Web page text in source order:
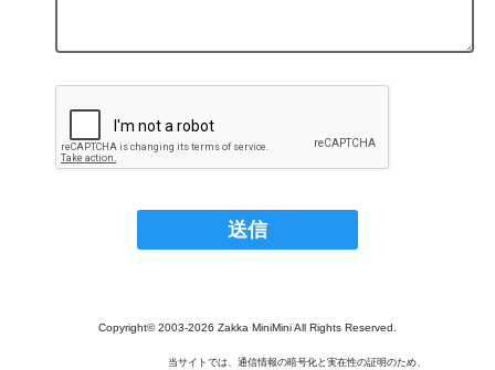
Copyright© 2003‐2026 Zakka MiniMini All Rights Reserved.
当サイトでは、通信情報の暗号化と実在性の証明のため、